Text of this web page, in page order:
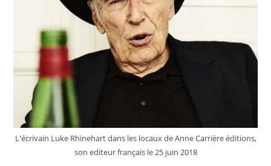
L'écrivain Luke Rhinehart dans les locaux de Anne Carrière éditions,
son editeur français le 25 juin 2018